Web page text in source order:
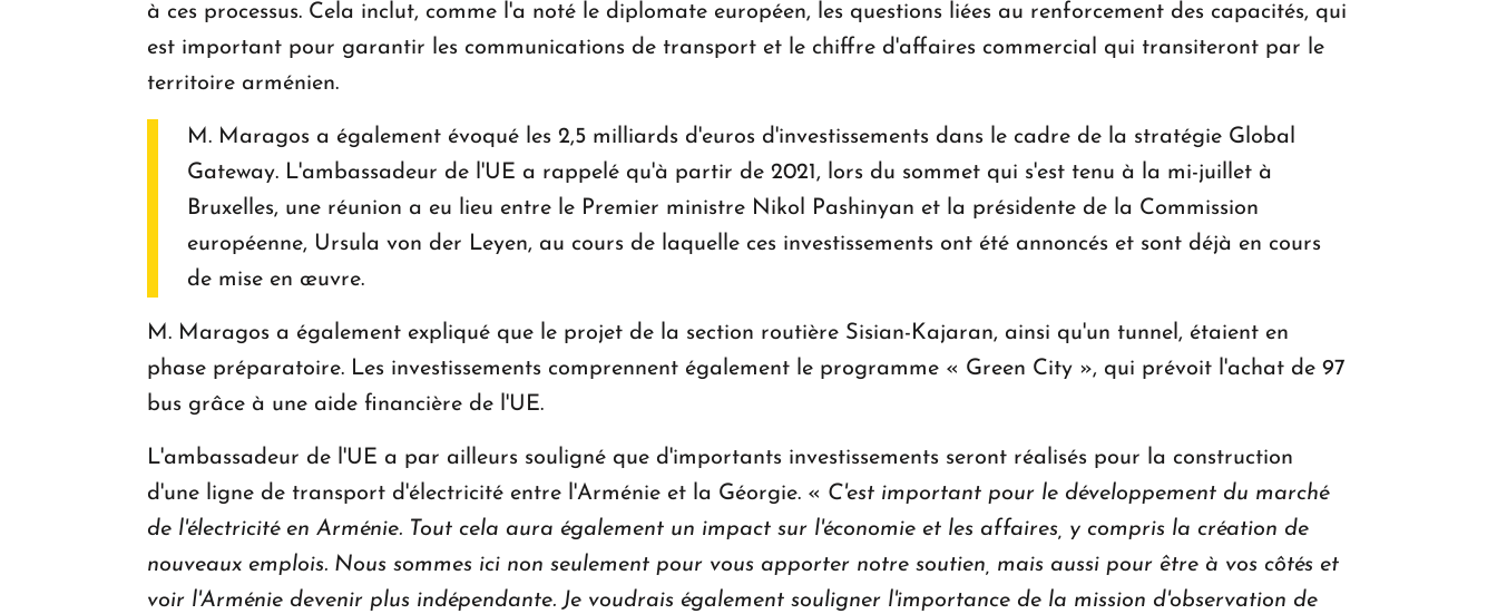
à ces processus. Cela inclut, comme l'a noté le diplomate européen, les questions liées au renforcement des capacités, qui
est important pour garantir les communications de transport et le chiffre d'affaires commercial qui transiteront par le
territoire arménien.
M. Maragos a également évoqué les 2,5 milliards d'euros d'investissements dans le cadre de la stratégie Global
Gateway. L'ambassadeur de l'UE a rappelé qu'à partir de 2021, lors du sommet qui s'est tenu à la mi-juillet à
Bruxelles, une réunion a eu lieu entre le Premier ministre Nikol Pashinyan et la présidente de la Commission
européenne, Ursula von der Leyen, au cours de laquelle ces investissements ont été annoncés et sont déjà en cours
de mise en œuvre.
M. Maragos a également expliqué que le projet de la section routière Sisian-Kajaran, ainsi qu'un tunnel, étaient en
phase préparatoire. Les investissements comprennent également le programme « Green City », qui prévoit l'achat de 97
bus grâce à une aide financière de l'UE.
L'ambassadeur de l'UE a par ailleurs souligné que d'importants investissements seront réalisés pour la construction
d'une ligne de transport d'électricité entre l'Arménie et la Géorgie. « C'est important pour le développement du marché
de l'électricité en Arménie. Tout cela aura également un impact sur l'économie et les affaires, y compris la création de
nouveaux emplois. Nous sommes ici non seulement pour vous apporter notre soutien, mais aussi pour être à vos côtés et
voir l'Arménie devenir plus indépendante. Je voudrais également souligner l'importance de la mission d'observation de